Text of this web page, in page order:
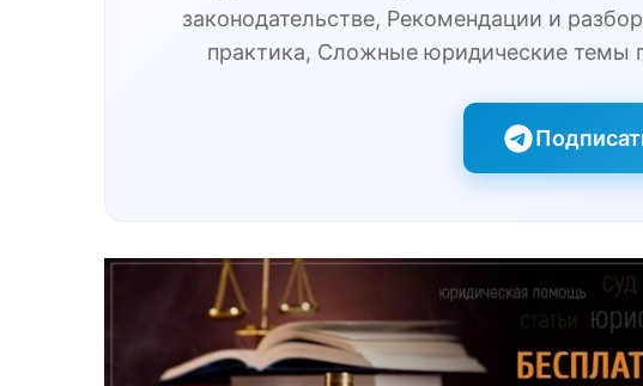
законодательстве, Рекомендации и
практика, Сложные юридические